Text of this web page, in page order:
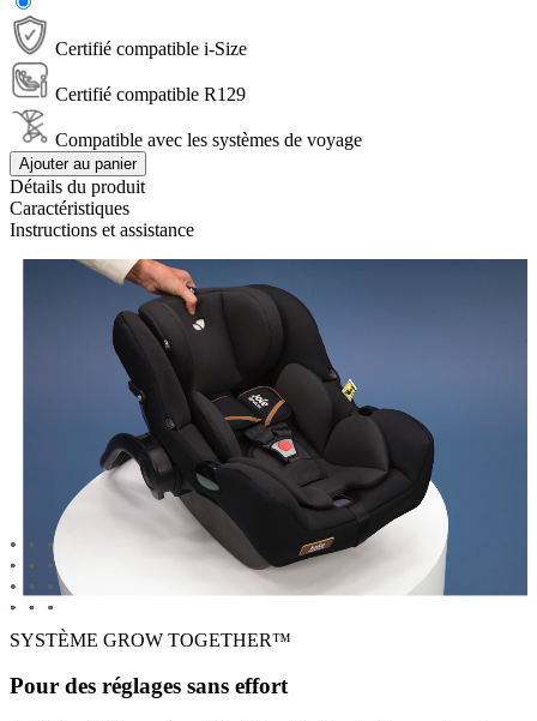
Certifié compatible i-Size
Certifié compatible R129
Compatible avec les systèmes de voyage
Ajouter au panier
Détails du produit
Caractéristiques
Instructions et assistance
SYSTÈME GROW TOGETHER™
Pour des réglages sans effort